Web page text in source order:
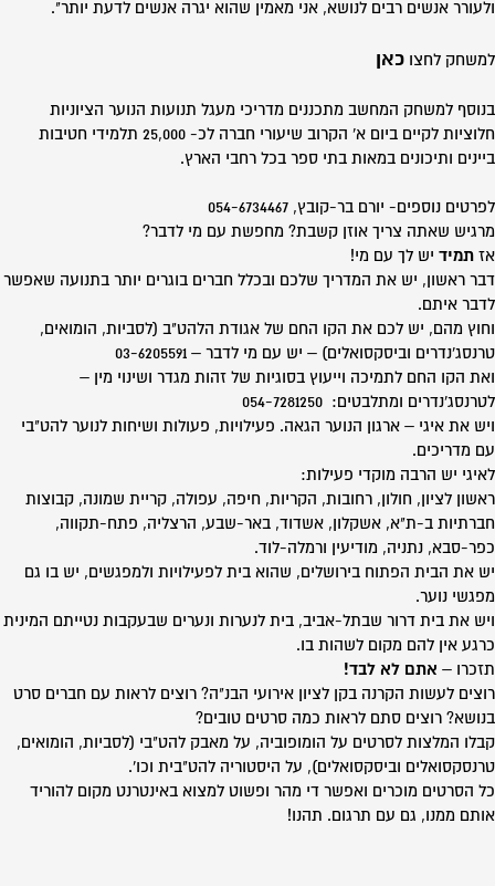
ולעורר אנשים רבים לנושא, אני מאמין שהוא יגרה אנשים לדעת יותר".
למשחק לחצו כאן
בנוסף למשחק המחשב מתכננים מדריכי מעגל תנועות הנוער הציוניות
חלוציות לקיים ביום א' הקרוב שיעורי חברה לכ- 25,000 תלמידי חטיבות
ביינים ותיכונים במאות בתי ספר בכל רחבי הארץ.
לפרטים נוספים- יורם בר-קובץ, 054-6734467
מרגיש שאתה צריך אוזן קשבת? מחפשת עם מי לדבר?
אז תמיד יש לך עם מי!
דבר ראשון, יש את המדריך שלכם ובכלל חברים בוגרים יותר בתנועה שאפשר
לדבר איתם.
וחוץ מהם, יש לכם את הקו החם של אגודת הלהט"ב (לסביות, הומואים,
טרנסג'נדרים וביסקסואלים) – יש עם מי לדבר – 03-6205591
ואת הקו החם לתמיכה וייעוץ בסוגיות של זהות מגדר ושינוי מין –
לטרנסג'נדרים ומתלבטים: 054-7281250
ויש את איגי – ארגון הנוער הגאה. פעילויות, פעולות ושיחות לנוער להט"בי
עם מדריכים.
לאיגי יש הרבה מוקדי פעילות:
ראשון לציון, חולון, רחובות, הקריות, חיפה, עפולה, קריית שמונה, קבוצות
חברתיות ב-ת"א, אשקלון, אשדוד, באר-שבע, הרצליה, פתח-תקווה,
כפר-סבא, נתניה, מודיעין ורמלה-לוד.
יש את הבית הפתוח בירושלים, שהוא בית לפעילויות ולמפגשים, יש בו גם
מפגשי נוער.
ויש את בית דרור שבתל-אביב, בית לנערות ונערים שבעקבות נטייתם המינית
כרגע אין להם מקום לשהות בו.
תזכרו – אתם לא לבד!
רוצים לעשות הקרנה בקן לציון אירועי הבנ"ה? רוצים לראות עם חברים סרט
בנושא? רוצים סתם לראות כמה סרטים טובים?
קבלו המלצות לסרטים על הומופוביה, על מאבק להט"בי (לסביות, הומואים,
טרנסקסואלים וביסקסואלים), על היסטוריה להט"בית וכו'.
כל הסרטים מוכרים ואפשר די מהר ופשוט למצוא באינטרנט מקום להוריד
אותם ממנו, גם עם תרגום. תהנו!